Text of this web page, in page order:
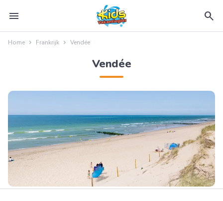
menu search
Home Frankrijk Vendée
Vendée